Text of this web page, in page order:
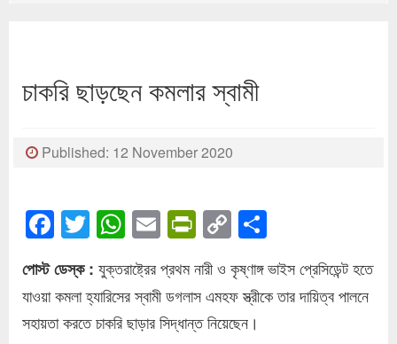
চাকরি ছাড়ছেন কমলার স্বামী
Published: 12 November 2020
Facebook
Twitter
WhatsApp
EmailPrintFriendly
Copy
Link
পোস্ট ডেস্ক : যুক্তরাষ্ট্রের প্রথম নারী ও কৃষ্ণাঙ্গ ভাইস প্রেসিডেন্ট হতে
যাওয়া কমলা হ্যারিসের স্বামী ডগলাস এমহফ স্ত্রীকে তার দায়িত্ব পালনে
সহায়তা করতে চাকরি ছাড়ার সিদ্ধান্ত নিয়েছেন।